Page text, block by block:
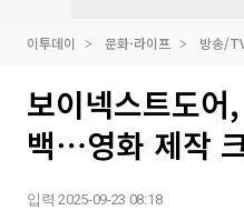
이투데이 문화·라이프 방송/
보이넥스트도
백⋯영화 제작
입력 2025-09-23 08:18